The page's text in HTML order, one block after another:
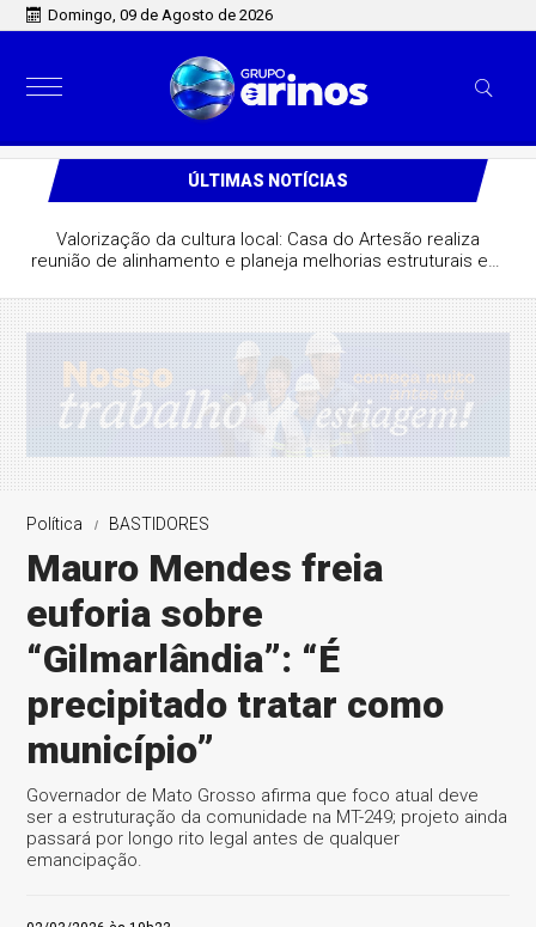
Domingo, 09 de Agosto de 2026
ÚLTIMAS NOTÍCIAS
Valorização da cultura local: Casa do Artesão realiza
reunião de alinhamento e planeja melhorias estruturais em
Política BASTIDORES
Mauro Mendes freia
euforia sobre
“Gilmarlândia”: “É
precipitado tratar como
município”
Governador de Mato Grosso afirma que foco atual deve
ser a estruturação da comunidade na MT-249; projeto ainda
passará por longo rito legal antes de qualquer
emancipação.